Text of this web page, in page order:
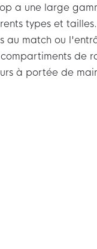
a une large
types et
au match ou
de
à portée de